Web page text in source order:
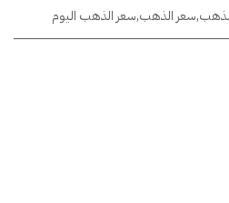
,سعر الذهب,سعر الذهب اليوم